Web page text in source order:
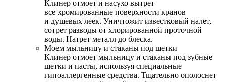
Клинер отмоет и насухо вытрет
все хромированные поверхности кранов
и душевых леек. Уничтожит известковый налет,
сотрет разводы от хлорированной проточной
воды. Натрет металл до блеска.
Моем мыльницу и стаканы под щетки
Клинер отмоет мыльницу и стаканы под зубные
щетки и пасты, используя специальные
гипоаллергенные средства. Тщательно ополоснет